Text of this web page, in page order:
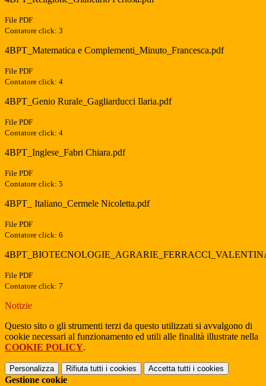
File PDF
Contatore click: 3
4BPT_Matematica e Complementi_Minuto_Francesca.pdf
File PDF
Contatore click: 4
4BPT_Genio Rurale_Gagliarducci Ilaria.pdf
File PDF
Contatore click: 4
4BPT_Inglese_Fabri Chiara.pdf
File PDF
Contatore click: 5
4BPT_ Italiano_Cermele Nicoletta.pdf
File PDF
Contatore click: 6
File PDF
Contatore click: 7
Notizie
Questo sito o gli strumenti terzi da questo utilizzati si avvalgono di
cookie necessari al funzionamento ed utili alle finalità illustrate nella
COOKIE POLICY.
Personalizza Rifiuta tutti i cookies Accetta tutti i cookies
Gestione cookie